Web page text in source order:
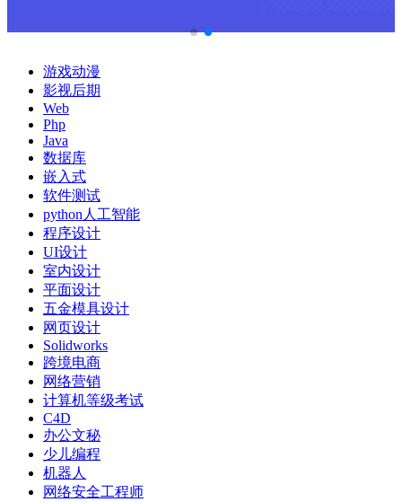
游戏动漫
影视后期
Web
Php
Java
数据库
嵌入式
软件测试
python人工智能
程序设计
UI设计
室内设计
平面设计
五金模具设计
网页设计
Solidworks
跨境电商
网络营销
计算机等级考试
C4D
办公文秘
少儿编程
机器人
网络安全工程师